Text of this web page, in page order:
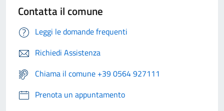
Contatta il comune
Leggi le domande frequenti
Richiedi Assistenza
Chiama il comune +39 0564 927111
Prenota un appuntamento